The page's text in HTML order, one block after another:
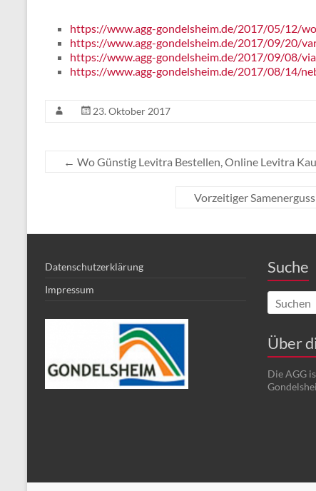
https://www.agg-gondelsheim.de/2017/05/12/
https://www.agg-gondelsheim.de/2017/09/20/
https://www.agg-gondelsheim.de/2017/09/08/
https://www.agg-gondelsheim.de/2017/08/14/
23. Oktober 2017
← Wo Günstig Levitra Bestellen, Online Levitra
Vorzeitiger
Datenschutzerklärung
Impressum
Suche
Über
Die AGG